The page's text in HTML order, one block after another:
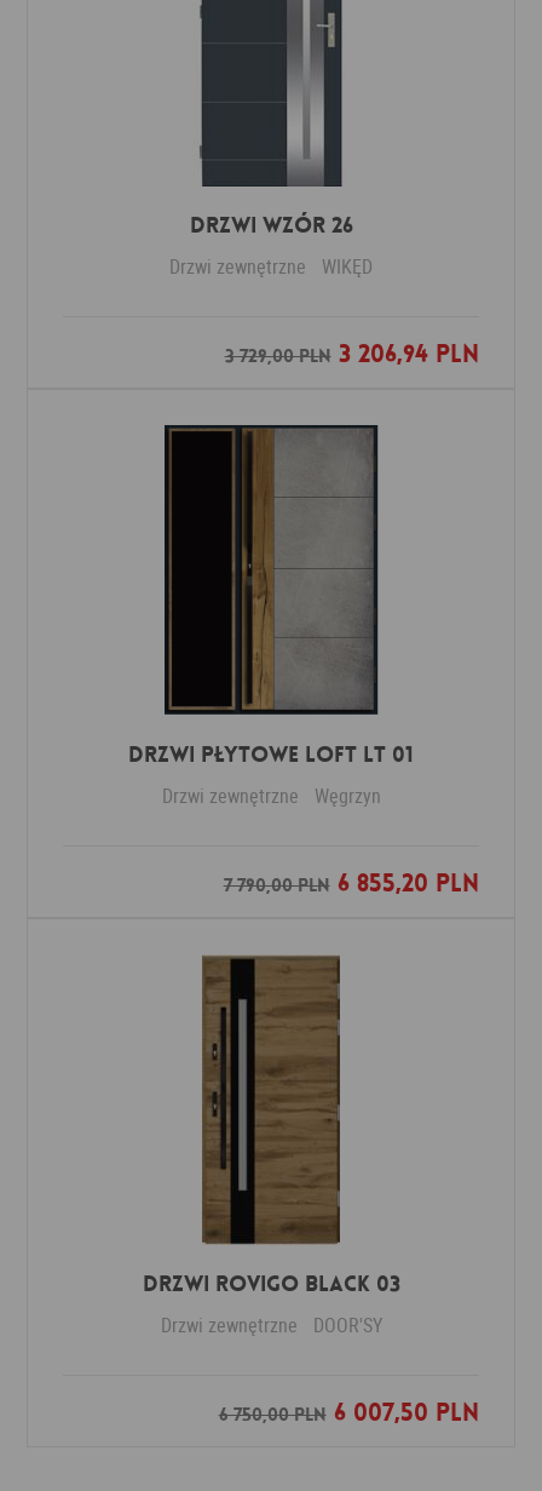
Drzwi Wzór 26
Drzwi zewnętrzne WIKĘD
3 729,00 PLN3 206,94 PLN
Dodaj do ulubionych
DRZWI PŁYTOWE LOFT LT 01
Drzwi zewnętrzne Węgrzyn
7 790,00 PLN6 855,20 PLN
Dodaj do ulubionych
DRZWI ROVIGO BLACK 03
Drzwi zewnętrzne DOOR'SY
6 750,00 PLN6 007,50 PLN
Dodaj do ulubionych